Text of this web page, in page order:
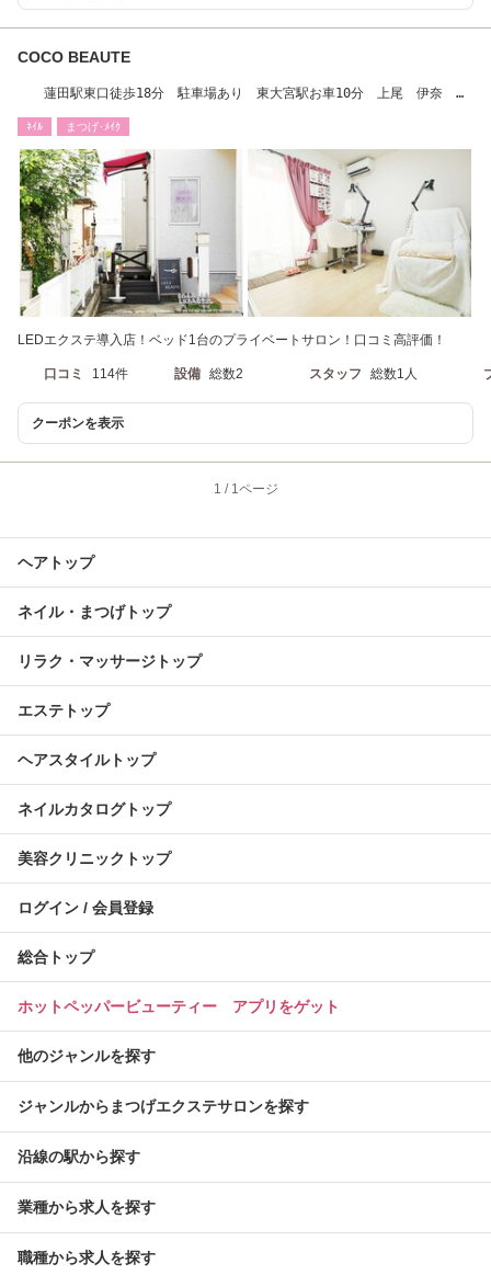
COCO BEAUTE
蓮田駅東口徒歩18分 駐車場あり 東大宮駅お車10分 上尾 伊奈 岩
ﾈｲﾙ まつげ･ﾒｲｸ
LEDエクステ導入店！ベッド1台のプライベートサロン！口コミ高評価！
口コミ 114件 設備 総数2 スタッフ 総数1人
クーポンを表示
1 / 1ページ
ヘアトップ
ネイル・まつげトップ
リラク・マッサージトップ
エステトップ
ヘアスタイルトップ
ネイルカタログトップ
美容クリニックトップ
ログイン / 会員登録
総合トップ
ホットペッパービューティー アプリをゲット
他のジャンルを探す
ジャンルからまつげエクステサロンを探す
沿線の駅から探す
業種から求人を探す
職種から求人を探す